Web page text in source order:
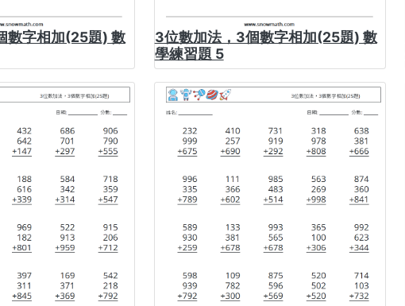
數字相加(25題) 數
3位數加法，3個數字相加(25題) 數
學練習題 5